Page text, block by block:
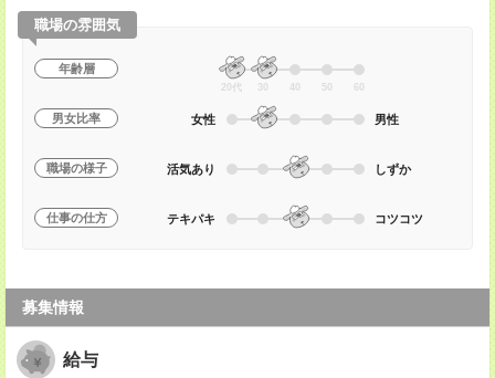
職場の雰囲気
年齢層
20代 30 40 50 60
男女比率 女性 男性
職場の様子 活気あり しずか
仕事の仕方 テキパキ コツコツ
募集情報
給与